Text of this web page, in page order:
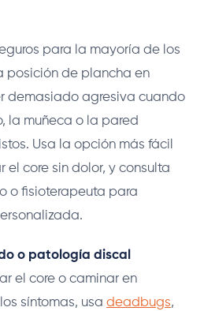
para la mayoría de los
posición de plancha en
demasiado agresiva cuando
la muñeca o la pared
Usa la opción más fácil
core sin dolor, y consulta
o fisioterapeuta para
o patología discal
el core o caminar en
síntomas, usa deadbugs,